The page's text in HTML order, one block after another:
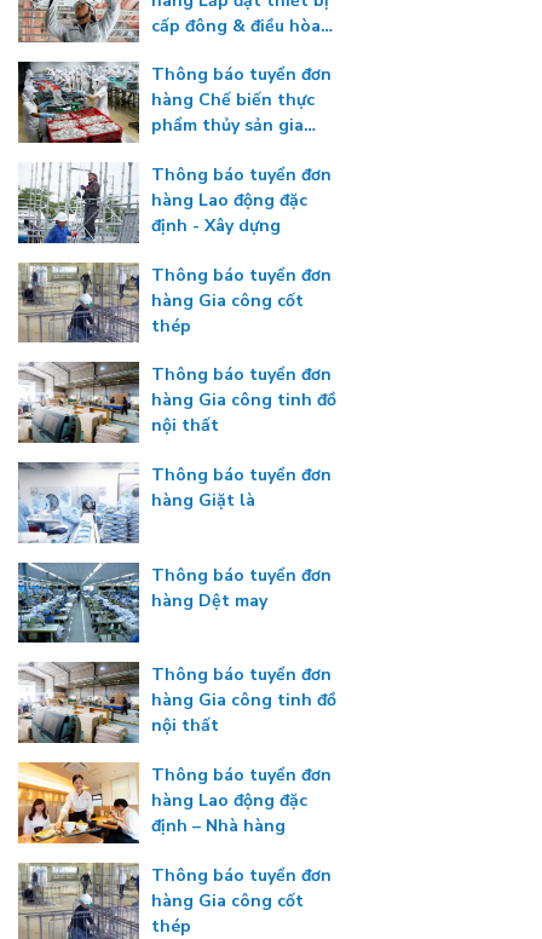
cấp đông & điều hòa
Thông báo tuyển đơn
hàng Chế biến thực
phẩm thủy sản gia
Thông báo tuyển đơn
hàng Lao động đặc
định - Xây dựng
Thông báo tuyển đơn
hàng Gia công cốt
thép
Thông báo tuyển đơn
hàng Gia công tinh đồ
nội thất
Thông báo tuyển đơn
hàng Giặt là
Thông báo tuyển đơn
hàng Dệt may
Thông báo tuyển đơn
hàng Gia công tinh đồ
nội thất
Thông báo tuyển đơn
hàng Lao động đặc
định – Nhà hàng
Thông báo tuyển đơn
hàng Gia công cốt
thép